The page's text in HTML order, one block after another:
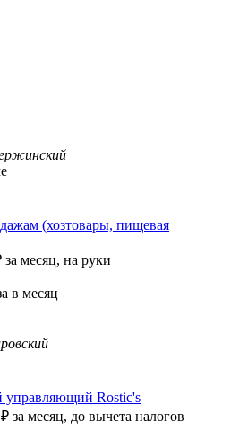
(хозтовары, пищевая
за месяц, на руки
в месяц
управляющий Rostic's
₽ за месяц, до вычета налогов